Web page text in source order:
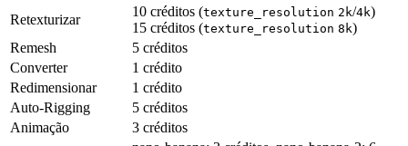
Retexturizar
10 créditos (texture_resolution 2k/4k)
15 créditos (texture_resolution 8k)
Remesh
5 créditos
Converter
1 crédito
Redimensionar
1 crédito
Auto-Rigging
5 créditos
Animação
3 créditos